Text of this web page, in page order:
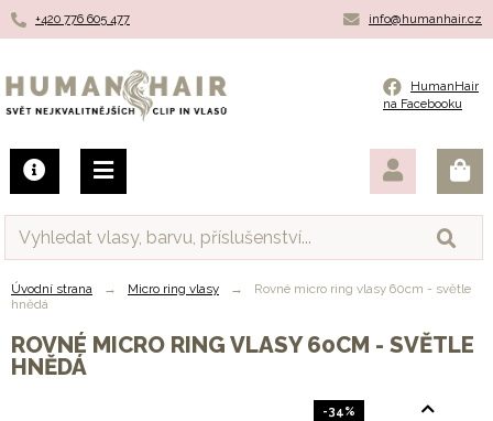
HumanHair
na Facebooku
+420 776 605 477 info@humanhair.cz
Humanhair.cz
Úvodní strana → Micro ring vlasy →
Rovné micro ring vlasy 60cm - světle
hnědá
ROVNÉ MICRO RING VLASY 60CM - SVĚTLE
HNĚDÁ
-34%